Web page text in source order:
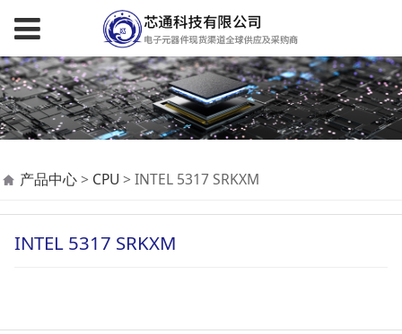
INTEL 5317 SRKXM
产品中心> CPU > INTEL 5317 SRKXM
INTEL 5317 SRKXM